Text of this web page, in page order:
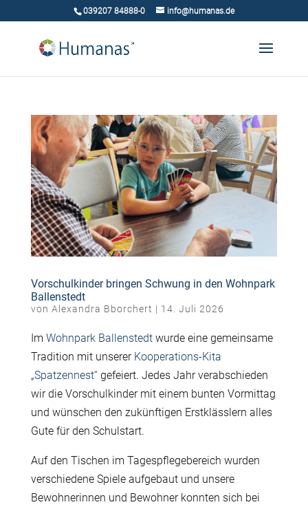
039207 84888-0 info@humanas.de
Vorschulkinder bringen Schwung in den Wohnpark
Ballenstedt
von Alexandra Bborchert | 14. Juli 2026
Im Wohnpark Ballenstedtwurde eine gemeinsame
Tradition mit unserer Kooperations-Kita
„Spatzennest“gefeiert. Jedes Jahr verabschieden
wir die Vorschulkinder mit einem bunten Vormittag
und wünschen den zukünftigen Erstklässlern alles
Gute für den Schulstart.
Auf den Tischen im Tagespflegebereich wurden
verschiedene Spiele aufgebaut und unsere
Bewohnerinnen und Bewohner konnten sich bei